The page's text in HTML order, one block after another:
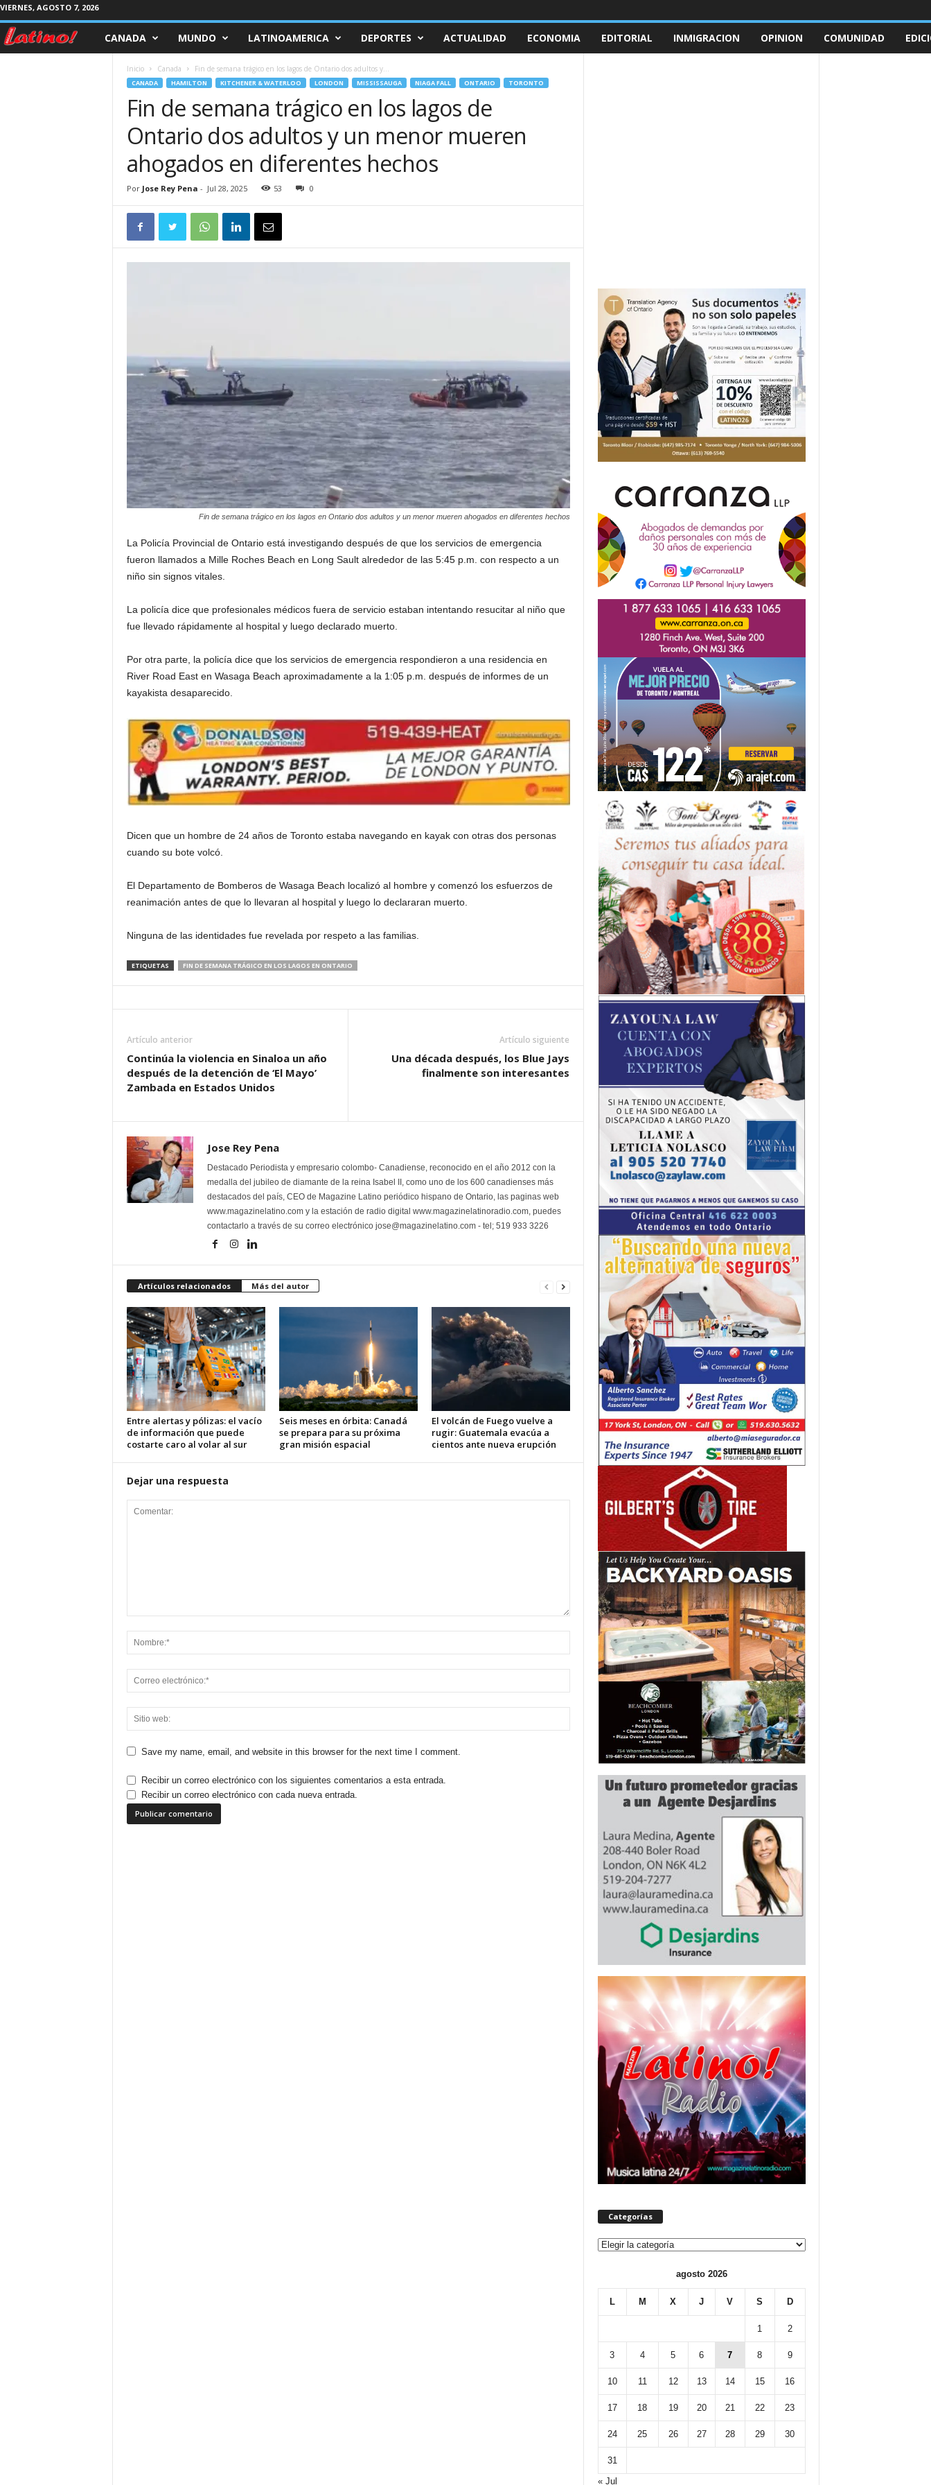
VIERNES, AGOSTO 7, 2026
CANADA MUNDO LATINOAMERICA DEPORTES ACTUALIDAD ECONOMIA EDITORIAL INMIGRACION OPINION COMUNIDAD
Inicio Canada Fin de semana trágico en los lagos de Ontario dos adultos y...
CANADA HAMILTON KITCHENER & WATERLOO LONDON MISSISSAUGA NIAGA FALL ONTARIO TORONTO
Fin de semana trágico en los lagos de
Ontario dos adultos y un menor mueren
ahogados en diferentes hechos
Por Jose Rey Pena - Jul 28, 2025 53 0
Fin de semana trágico en los lagos en Ontario dos adultos y un menor mueren ahogados en diferentes hechos
La Policía Provincial de Ontario está investigando después de que los servicios de emergencia
fueron llamados a Mille Roches Beach en Long Sault alrededor de las 5:45 p.m. con respecto a un
niño sin signos vitales.
La policía dice que profesionales médicos fuera de servicio estaban intentando resucitar al niño que
fue llevado rápidamente al hospital y luego declarado muerto.
Por otra parte, la policía dice que los servicios de emergencia respondieron a una residencia en
River Road East en Wasaga Beach aproximadamente a la 1:05 p.m. después de informes de un
kayakista desaparecido.
Dicen que un hombre de 24 años de Toronto estaba navegando en kayak con otras dos personas
cuando su bote volcó.
El Departamento de Bomberos de Wasaga Beach localizó al hombre y comenzó los esfuerzos de
reanimación antes de que lo llevaran al hospital y luego lo declararan muerto.
Ninguna de las identidades fue revelada por respeto a las familias.
ETIQUETAS FIN DE SEMANA TRÁGICO EN LOS LAGOS EN ONTARIO
Artículo anterior
Continúa la violencia en Sinaloa un año
después de la detención de ‘El Mayo’
Zambada en Estados Unidos
Artículo siguiente
Una década después, los Blue Jays
finalmente son interesantes
Jose Rey Pena
Destacado Periodista y empresario colombo- Canadiense, reconocido en el año 2012 con la
medalla del jubileo de diamante de la reina Isabel II, como uno de los 600 canadienses más
destacados del país, CEO de Magazine Latino periódico hispano de Ontario, las paginas web
www.magazinelatino.com y la estación de radio digital www.magazinelatinoradio.com, puedes
contactarlo a través de su correo electrónico jose@magazinelatino.com - tel; 519 933 3226
Artículos relacionados Más del autor
Entre alertas y pólizas: el vacío
de información que puede
costarte caro al volar al sur
Seis meses en órbita: Canadá
se prepara para su próxima
gran misión espacial
El volcán de Fuego vuelve a
rugir: Guatemala evacúa a
cientos ante nueva erupción
Dejar una respuesta
Save my name, email, and website in this browser for the next time I comment.
Recibir un correo electrónico con los siguientes comentarios a esta entrada.
Recibir un correo electrónico con cada nueva entrada.
Categorías
Categorías
agosto 2026
L M X J V S D
1 2
3 4 5 6 7 8 9
10 11 12 13 14 15 16
17 18 19 20 21 22 23
24 25 26 27 28 29 30
31
« Jul